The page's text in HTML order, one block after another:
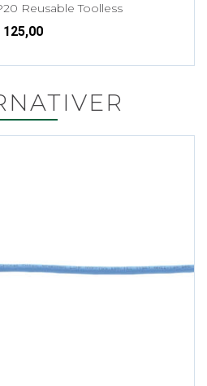
Reusable Toolless
125,00